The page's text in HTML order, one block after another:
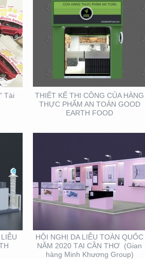
Tài
THIẾT KẾ THI CÔNG CỦA HÀNG
THỰC PHẨM AN TOÀN GOOD
EARTH FOOD
HỘI NGHỊ DA LIỄU
TOÀN QUỐC NĂM 2020
TẠI CẦN THƠ (GIAN
HÀNG MINH KHƯƠNG
GROUP)
HỘI NGHỊ DA LIỄU TOÀN QUỐC
NĂM 2020 TẠI CẦN THƠ (Gian
hàng Minh Khương Group)
THIẾT KẾ VÀ SẢN XUẤT
LỊCH FUBON